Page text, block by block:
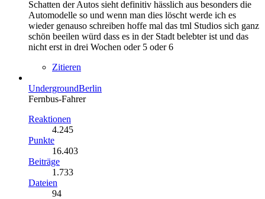
Schatten der Autos sieht definitiv hässlich aus besonders die
Automodelle so und wenn man dies löscht werde ich es
wieder genauso schreiben hoffe mal das tml Studios sich ganz
schön beeilen würd dass es in der Stadt belebter ist und das
nicht erst in drei Wochen oder 5 oder 6
Zitieren
UndergroundBerlin
Fernbus-Fahrer
Reaktionen
4.245
Punkte
16.403
Beiträge
1.733
Dateien
94